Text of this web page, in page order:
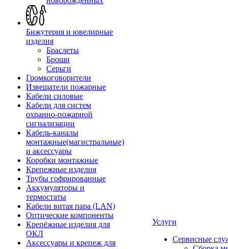
Бижутерия и ювелирные
изделия
Браслеты
Броши
Серьги
Громкоговорители
Извещатели пожарные
Кабели силовые
Кабели для систем
охранно-пожарной
сигнализации
Кабель-каналы
монтажные(магистральные)
и аксессуары
Коробки монтажные
Крепежные изделия
Трубы гофрированные
Аккумуляторы и
термостаты
Кабели витая пара (LAN)
Оптические компоненты
Крепёжные изделия для
ОКЛ
Аксессуары и крепеж для
Услуги
Сервисные